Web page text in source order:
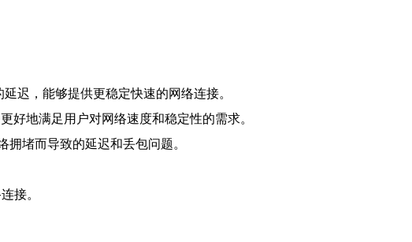
迟，能够提供更稳定快速的网络连接。
好地满足用户对网络速度和稳定性的需求。
堵而导致的延迟和丢包问题。
接。